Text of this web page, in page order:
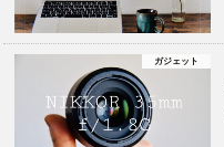
ガジェット